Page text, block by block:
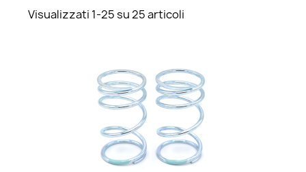
Visualizzati 1-25 su 25 articoli